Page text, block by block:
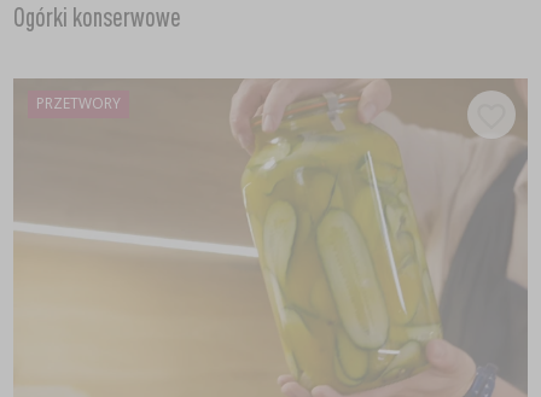
Ogórki konserwowe
PRZETWORY